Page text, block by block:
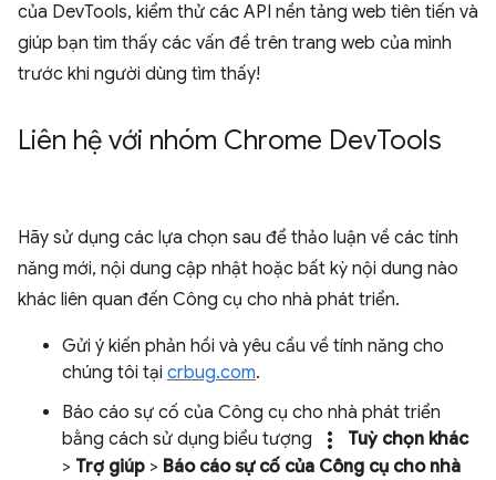
của DevTools, kiểm thử các API nền tảng web tiên tiến và
giúp bạn tìm thấy các vấn đề trên trang web của mình
trước khi người dùng tìm thấy!
Liên hệ với nhóm Chrome DevTools
Hãy sử dụng các lựa chọn sau để thảo luận về các tính
năng mới, nội dung cập nhật hoặc bất kỳ nội dung nào
khác liên quan đến Công cụ cho nhà phát triển.
Gửi ý kiến phản hồi và yêu cầu về tính năng cho
chúng tôi tại crbug.com.
Báo cáo sự cố của Công cụ cho nhà phát triển
bằng cách sử dụng biểu tượng
more_vert
Tuỳ chọn khác
> Trợ giúp > Báo cáo sự cố của Công cụ cho nhà